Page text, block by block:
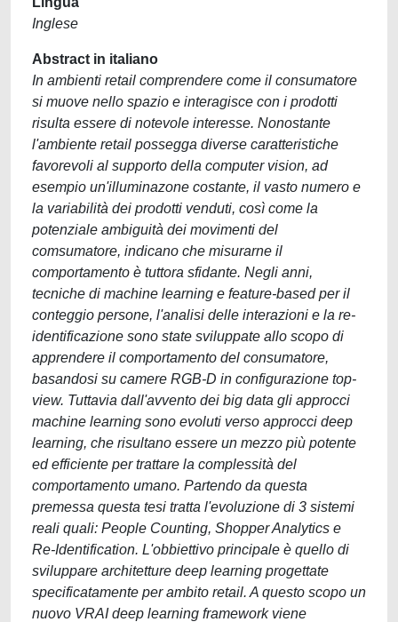
Inglese
Abstract in italiano
In ambienti retail comprendere come il consumatore
si muove nello spazio e interagisce con i prodotti
risulta essere di notevole interesse. Nonostante
l'ambiente retail possegga diverse caratteristiche
favorevoli al supporto della computer vision, ad
esempio un'illuminazone costante, il vasto numero e
la variabilità dei prodotti venduti, così come la
potenziale ambiguità dei movimenti del
comsumatore, indicano che misurarne il
comportamento è tuttora sfidante. Negli anni,
tecniche di machine learning e feature-based per il
conteggio persone, l'analisi delle interazioni e la re-
identificazione sono state sviluppate allo scopo di
apprendere il comportamento del consumatore,
basandosi su camere RGB-D in configurazione top-
view. Tuttavia dall'avvento dei big data gli approcci
machine learning sono evoluti verso approcci deep
learning, che risultano essere un mezzo più potente
ed efficiente per trattare la complessità del
comportamento umano. Partendo da questa
premessa questa tesi tratta l'evoluzione di 3 sistemi
reali quali: People Counting, Shopper Analytics e
Re-Identification. L'obbiettivo principale è quello di
sviluppare architetture deep learning progettate
specificatamente per ambito retail. A questo scopo un
nuovo VRAI deep learning framework viene